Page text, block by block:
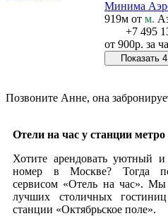
Минима
919м от м.
+7 495
от 900р. за
Показать
Позвоните Анне, она
Отели на час у станции
Хотите арендовать уютный
номер в Москве? Тогда
сервисом «Отель на час». Мы
лучших столичных
станции «Октябрьское поле».